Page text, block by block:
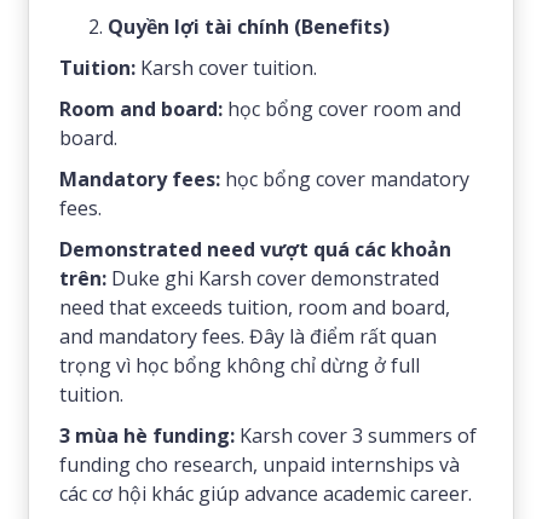
Quyền lợi tài chính (Benefits)
Tuition: Karsh cover tuition.
Room and board: học bổng cover room and
board.
Mandatory fees: học bổng cover mandatory
fees.
Demonstrated need vượt quá các khoản
trên: Duke ghi Karsh cover demonstrated
need that exceeds tuition, room and board,
and mandatory fees. Đây là điểm rất quan
trọng vì học bổng không chỉ dừng ở full
tuition.
3 mùa hè funding: Karsh cover 3 summers of
funding cho research, unpaid internships và
các cơ hội khác giúp advance academic career.